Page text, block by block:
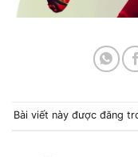
Bài viết này được đăng